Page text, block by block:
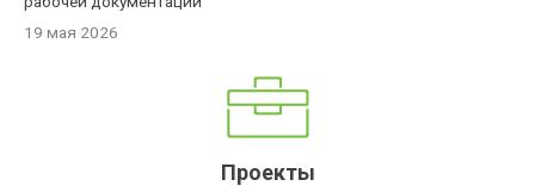
19 мая 2026
Проекты